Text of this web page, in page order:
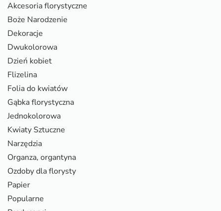
Akcesoria florystyczne
Boże Narodzenie
Dekoracje
Dwukolorowa
Dzień kobiet
Flizelina
Folia do kwiatów
Gąbka florystyczna
Jednokolorowa
Kwiaty Sztuczne
Narzędzia
Organza, organtyna
Ozdoby dla florysty
Papier
Popularne